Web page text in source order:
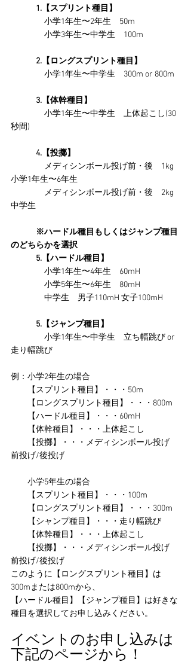
1.【スプリント種目】
小学1年生〜2年生　50m
小学3年生〜中学生　100m
2.【ロングスプリント種目】
小学1年生〜中学生　300m or 800m
3.【体幹種目】
小学1年生〜中学生　上体起こし(30
秒間)
4.【投擲】
メディシンボール投げ前・後　1kg
小学1年生〜6年生
メディシンボール投げ前・後　2kg
中学生
※ハードル種目もしくはジャンプ種目
のどちらかを選択
5.【ハードル種目】
小学1年生〜4年生　60mH
小学5年生〜6年生　80mH
中学生　男子110mH 女子100mH
5.【ジャンプ種目】
小学1年生〜中学生　立ち幅跳び or
走り幅跳び
例：小学2年生の場合
【スプリント種目】・・・50m
【ロングスプリント種目】・・・800m
【ハードル種目】・・・60mH
【体幹種目】・・・上体起こし
【投擲】・・・メディシンボール投げ
前投げ/後投げ
小学5年生の場合
【スプリント種目】・・・100m
【ロングスプリント種目】・・・300m
【シャンプ種目】・・・走り幅跳び
【体幹種目】・・・上体起こし
【投擲】・・・メディシンボール投げ
前投げ/後投げ
このように【ロングスプリント種目】は
300mまたは800mから、
【ハードル種目】【ジャンプ種目】は好きな
種目を選択してお申し込みください。
イベントのお申し込みは
下記のページから！